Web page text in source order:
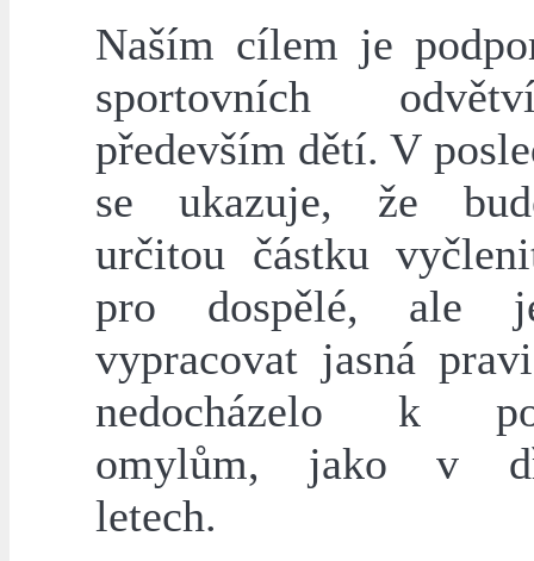
Naším cílem je
sportovních
především dětí. V
se ukazuje, že
určitou částku
pro dospělé, ale
vypracovat jasná
nedocházelo k
omylům, jako v
letech.